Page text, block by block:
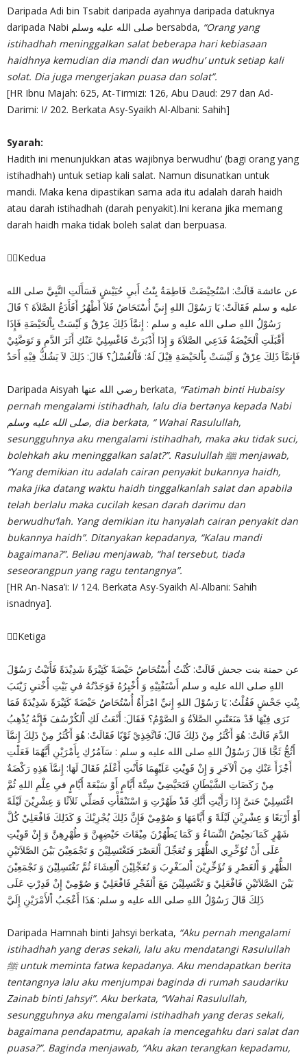
Daripada Adi bin Tsabit daripada ayahnya daripada datuknya
daripada Nabi صلى الله عليه وسلم bersabda, “Orang yang
istihadhah meninggalkan salat beberapa hari kebiasaan
haidhnya kemudian dia mandi dan wudhu’ untuk setiap kali
solat. Dia juga mengerjakan puasa dan solat”.
[HR Ibnu Majah: 625, At-Tirmizi: 126, Abu Daud: 297 dan Ad-
Darimi: I/ 202. Berkata Asy-Syaikh Al-Albani: Sahih]
Syarah:
Hadith ini menunjukkan atas wajibnya berwudhu’ (bagi orang yang
istihadhah) untuk setiap kali salat. Namun disunatkan untuk
mandi. Maka kena dipastikan sama ada itu adalah darah haidh
atau darah istihadhah (darah penyakit).Ini kerana jika memang
darah haidh maka tidak boleh salat dan berpuasa.
✍🏻Kedua
عن عائشة قَالَتْ: اسْتُحِيْضَتْ فَاطِمَةُ بِنْتُ أَبيِ حُبَيْشٍ فَسَأَلَتِ النَّبِيَّ صلى الله
عليه و سلم فَقَالَتْ: يَا رَسُوْلَ اللهِ إِنيِّ أُسْتَحَاضُ فَلاَ أَطْهُرُ أَفَأَدَعُ الصَّلاَةَ ؟ قَالَ
رَسُوْلُ اللهِ صلى الله عليه و سلم : إِنمَّاَ ذَلِكَ عِرْقٌ وَ لَيْسَتْ بِاْلحَيْضَةِ فَإِذَا
أَقْبَلَتِ اْلحَيْضَةُ فَدَعِي الصَّلاَةَ وَ إِذَا أَدْبَرَتْ فَاغْسِلِيْ عَنْكِ أَثَرَ الدَّمِ وَ تَوَضَّئِيْ
فَإِنمَّاَ ذَلِكَ عِرْقٌ وَ لَيْسَتْ بِاْلحَيْضَةِ قِيْلَ لَهُ: فَاْلغُسْلُ؟ قَالَ: ذَلِكَ لاَ يَشُكُّ فِيْهِ أَحَدٌ
Daripada Aisyah رضي الله عنها berkata, “Fatimah binti Hubaisy
pernah mengalami istihadhah, lalu dia bertanya kepada Nabi
صلى الله عليه وسلم, dia berkata, “ Wahai Rasulullah,
sesungguhnya aku mengalami istihadhah, maka aku tidak suci,
bolehkah aku meninggalkan salat?”. Rasulullah ﷺ menjawab,
“Yang demikian itu adalah cairan penyakit bukannya haidh,
maka jika datang waktu haidh tinggalkanlah salat dan apabila
telah berlalu maka cucilah kesan darah darimu dan
berwudhu’lah. Yang demikian itu hanyalah cairan penyakit dan
bukannya haidh”. Ditanyakan kepadanya, “Kalau mandi
bagaimana?”. Beliau menjawab, “hal tersebut, tiada
seseorangpun yang ragu tentangnya”.
[HR An-Nasa’i: I/ 124. Berkata Asy-Syaikh Al-Albani: Sahih
isnadnya].
✍🏻Ketiga
عن حمنة بنت جحش قَالَتْ: كُنْتُ أُسْتُحَاضُ حَيْضَةً كَثِيْرَةً شَدِيْدَةً فَأَتَيْتُ رَسُوْلَ
اللهِ صلى الله عليه و سلم أَسْتَفْتِيْهِ وَ أُخْبِرُهُ فَوَجَدْتُهُ فىِ بَيْتِ أُخْتىِ زَيْنَبَ
بِنْتِ جَحْشٍ فَقُلْتُ: يَا رَسُوْلَ اللهِ إِنيِّ امْرَأَةٌ أُسْتُحَاضُ حَيْضَةً كَثِيْرَةً شَدِيْدَةً فَمَا
تَرَى فِيْهَا قَدْ مَنَعَتْنىِ الصَّلاَةُ وَ الصَّوْمُ؟ فَقَالَ: أَنْعَتُ لَكِ اْلكُرْسُفَ فَإِنَّهُ يُذْهِبُ
الدَّمَ قَالَتْ: هُوَ أَكْثَرُ مِنْ ذَلِكَ قَالَ: فَاتَّخِذِيْ ثَوْبًا فَقَالَتْ: هُوَ أَكْثَرُ مِنْ ذَلِكَ إِنمَّاَ
أَثُجُّ ثَجًّا قَالَ رَسُوْلُ اللهِ صلى الله عليه و سلم : سَآمُرُكِ بِأَمْرَيْنِ أَيَّهُمَا فَعَلْتِ
أَجْزَأَ عَنْكِ مِنَ اْلآخَرِ وَ إِنْ قَوِيْتِ عَلَيْهِمَا فَأَنْتِ أَعْلَمُ فَقَالَ لَهَا: إِنمَّاَ هَذِهِ رَكْضَةٌ
مِنْ رَكَضَاتِ الشَّيْطَانِ فَتَحَيَّضِيْ سِتَّةَ أَيَّامٍ أَوْ سَبْعَةَ أَيَّامٍ فىِ عِلْمِ اللهِ ثُمَّ
اغْتَسِلِيْ حَتىَّ إِذَا رَأَيْتِ أَنَّكِ قَدْ طَهُرْتِ وَ اسْتَنْقَأْتِ فَصَلِّي ثَلاَثًا وَ عِشْرِيْنَ لَيْلَةً
أَوْ أَرْبَعًا وَ عِشْرِيْنِ لَيْلَةً وَ أَيَّامَهَا وَ صُوْمِيْ فَإِنَّ ذَلِكَ يُجْزِيْكَ وَ كَذَلِكَ فَافْعَلِيْ كُلَّ
شَهْرٍ كَمَا َتحِيْضُ النِّسَاءُ وَ كَمَا يَطْهُرْنَ مِيْقَاتَ حَيْضِهِنَّ وَ طُهْرِهِنَّ وَ إِنْ قَوِيْتِ
عَلَى أَنْ تُؤَخِّرِي الظُّهْرَ وَ تُعَجِّلَ اْلعَصْرَ فَتَغْتَسِلِيْنَ وَ تَجْمَعِيْنَ بَيْنَ الصَّلاَتَيْنِ
الظُّهْرِ وَ اْلعَصْرِ وَ تُؤَخِّرِيْنَ اْلمـَغْرِبَ وَ تُعَجِّلِيْنَ اْلعِشَاءَ ثُمَّ تَغْتَسِلِيْنَ وَ تَجْمَعِيْنَ
بَيْنَ الصَّلاَتَيْنِ فَافْعَلِيْ وَ تَغْتَسِلِيْنَ مَعَ اْلفَجْرِ فَافْعَلِيْ وَ صُوْمِيْ إِنْ قَدِرْتِ عَلَى
ذَلِكَ قَالَ رَسُوْلُ اللهِ صلى الله عليه و سلم: هَذَا أَعْجَبُ اْلأَمْرَيْنِ إِلَيَّ
Daripada Hamnah binti Jahsyi berkata, “Aku pernah mengalami
istihadhah yang deras sekali, lalu aku mendatangi Rasulullah
ﷺ untuk meminta fatwa kepadanya. Aku mendapatkan berita
tentangnya lalu aku menjumpai baginda di rumah saudariku
Zainab binti Jahsyi”. Aku berkata, “Wahai Rasulullah,
sesungguhnya aku mengalami istihadhah yang deras sekali,
bagaimana pendapatmu, apakah ia mencegahku dari salat dan
puasa?”. Baginda menjawab, “Aku akan terangkan kepadamu,